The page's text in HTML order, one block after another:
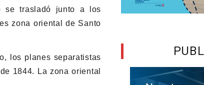
se trasladó junto a los
zona oriental de Santo
los planes separatistas
1844. La zona oriental